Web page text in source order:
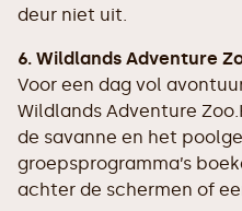
deur niet uit.
6. Wildlands Adventure
Voor een dag vol
Wildlands Adventure
de savanne en het
groepsprogramma’s
achter de schermen of